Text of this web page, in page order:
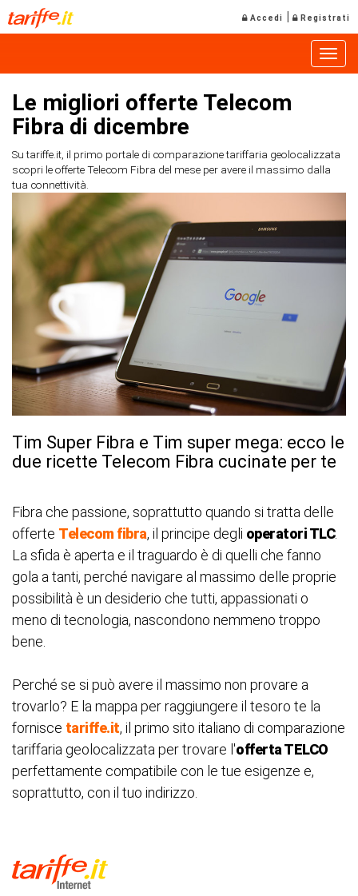
Accedi | Registrati
Le migliori offerte Telecom
Fibra di dicembre
Su tariffe.it, il primo portale di comparazione tariffaria geolocalizzata
scopri le offerte Telecom Fibra del mese per avere il massimo dalla
tua connettività.
Tim Super Fibra e Tim super mega: ecco le
due ricette Telecom Fibra cucinate per te
Fibra che passione, soprattutto quando si tratta delle
offerte Telecom fibra, il principe degli operatori TLC.
La sfida è aperta e il traguardo è di quelli che fanno
gola a tanti, perché navigare al massimo delle proprie
possibilità è un desiderio che tutti, appassionati o
meno di tecnologia, nascondono nemmeno troppo
bene.
Perché se si può avere il massimo non provare a
trovarlo? E la mappa per raggiungere il tesoro te la
fornisce tariffe.it, il primo sito italiano di comparazione
tariffaria geolocalizzata per trovare l'offerta TELCO
perfettamente compatibile con le tue esigenze e,
soprattutto, con il tuo indirizzo.